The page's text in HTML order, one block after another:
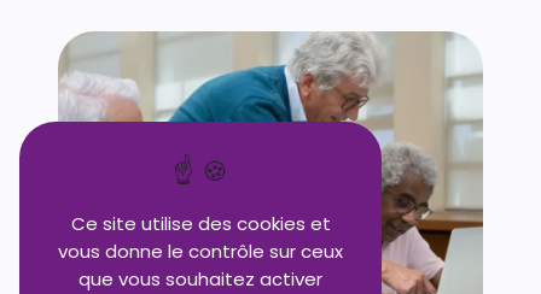
Ce site utilise des cookies et
vous donne le contrôle sur ceux
que vous souhaitez activer